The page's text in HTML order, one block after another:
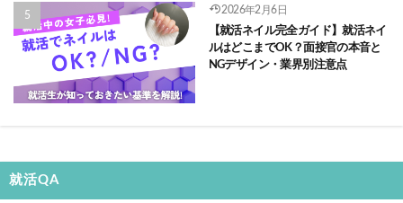
2026年2月6日
【就活ネイル完全ガイド】就活ネイ
ルはどこまでOK？面接官の本音と
NGデザイン・業界別注意点
就活QA